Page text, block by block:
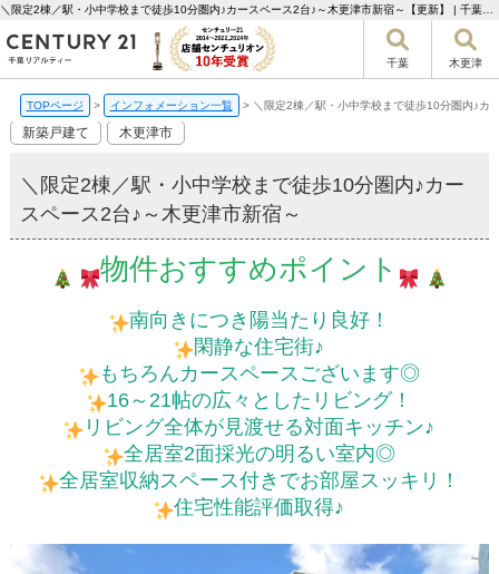
千葉 木更津
TOPページ > インフォメーション一覧 > ＼限定2棟／駅・小中学校まで徒歩10分圏内♪カ
新築戸建て 木更津市
＼限定2棟／駅・小中学校まで徒歩10分圏内♪カー
スペース2台♪～木更津市新宿～
物件おすすめポイント
南向きにつき陽当たり良好！
閑静な住宅街♪
もちろんカースペースございます◎
16～21帖の広々としたリビング！
リビング全体が見渡せる対面キッチン♪
全居室2面採光の明るい室内◎
全居室収納スペース付きでお部屋スッキリ！
住宅性能評価取得♪